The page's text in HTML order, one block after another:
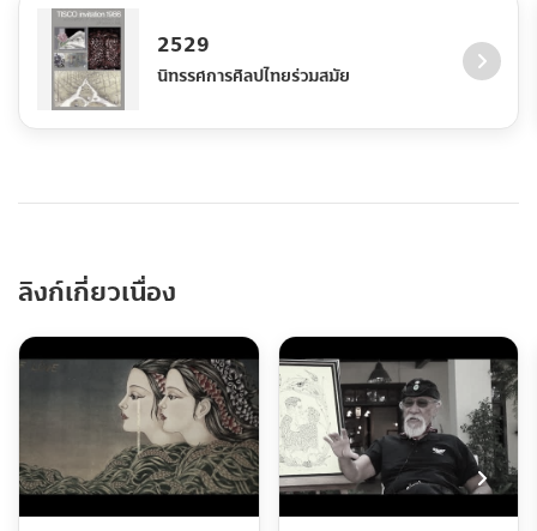
2529
นิทรรศการศิลปไทยร่วมสมัย
ลิงก์เกี่ยวเนื่อง